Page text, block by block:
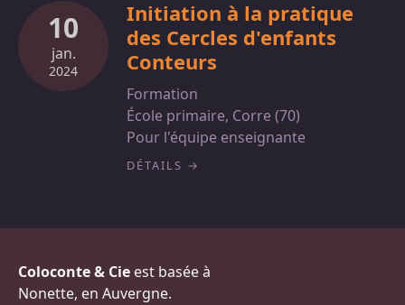
10
jan.
2024
Initiation à la pratique
des Cercles d'enfants
Conteurs
Formation
École primaire, Corre (70)
Pour l'équipe enseignante
DÉTAILS
Coloconte & Cie est basée à
Nonette, en Auvergne.